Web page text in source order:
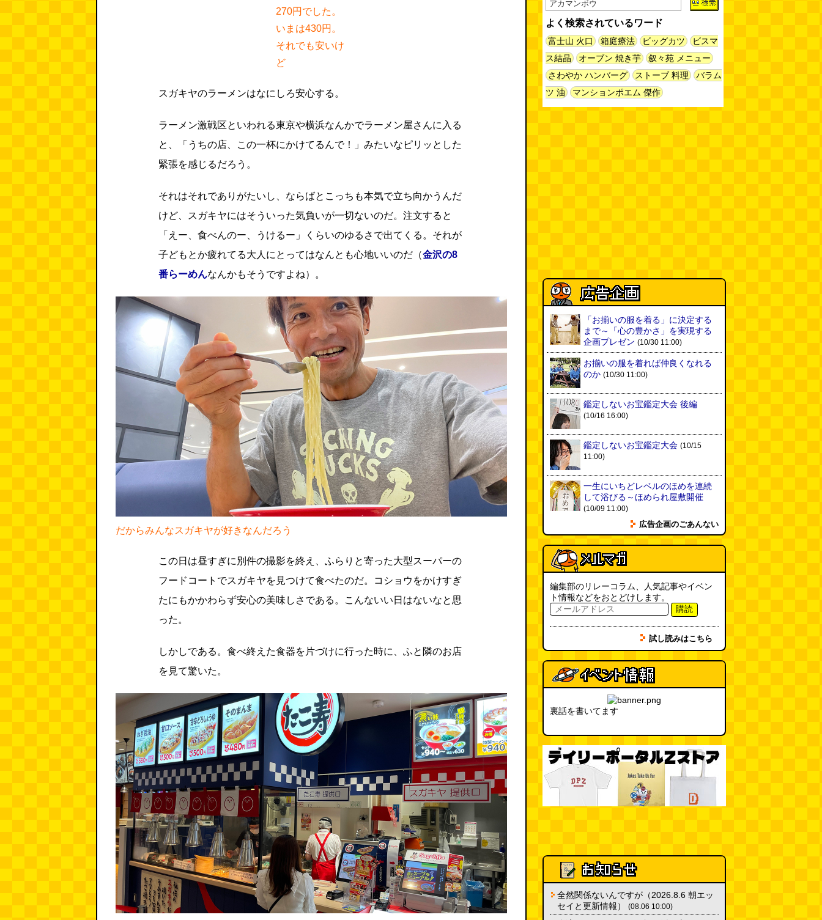
270円でした。
いまは430円。
それでも安いけ
ど
スガキヤのラーメンはなにしろ安心する。
ラーメン激戦区といわれる東京や横浜なんかでラーメン屋さんに入る
と、「うちの店、この一杯にかけてるんで！」みたいなピリッとした
緊張を感じるだろう。
それはそれでありがたいし、ならばとこっちも本気で立ち向かうんだ
けど、スガキヤにはそういった気負いが一切ないのだ。注文すると
「えー、食べんのー、うけるー」くらいのゆるさで出てくる。それが
子どもとか疲れてる大人にとってはなんとも心地いいのだ（金沢の8
番らーめんなんかもそうですよね）。
だからみんなスガキヤが好きなんだろう
この日は昼すぎに別件の撮影を終え、ふらりと寄った大型スーパーの
フードコートでスガキヤを見つけて食べたのだ。コショウをかけすぎ
たにもかかわらず安心の美味しさである。こんないい日はないなと思
った。
しかしである。食べ終えた食器を片づけに行った時に、ふと隣のお店
を見て驚いた。
世田谷区民会館行きのバスは1日
1本(べつやく れい) (08.04 16:00)
「モグラ駅」で有名な土合駅……
実は真の秘境駅はお隣の湯檜曽駅
だった(ぼっちのazumiさん)
(08.04 11:00)
現役、コスモスの自販機(読者投
稿) (08.03 16:00)
取り残された木(ほり) (08.03
16:00)
「入力中…」の動きを対面の会話
(08.03 11:00)
ミンティアで汗がおさえられるの
11:00)
新情報）(ほり)
夏の良さ、庭の木を抜く、AIっぽ
さ・7/25～31 のデイリーポータ
ルZダイジェスト(デイリーポー
タルZ) (08.02 11:00)
おもしろいって言われたい 第1回
(08.02 11:00)
冷房の壊れた焼肉屋（2026.8.2
朝エッセイと更新情報）(トルー)
カシューナッツの果実、カシュー
アップルは甘渋かった（傑作選）
(玉置標本) (08.01 18:00)
非常口の可能性があるタイヤ
青森駅前にはビーチがある
(読者
投稿)
よく検索されているワード
富士山 火口 箱庭療法 ビッグカツ
ビスマ
ス結晶
オーブン 焼き芋
叙々苑 メニュー
さわやか ハンバーグ
ストーブ 料理
バラム
ツ 油
マンションポエム 傑作
「お揃いの服を着る」に決定する
まで～「心の豊かさ」を実現する
企画プレゼン (10/30 11:00)
お揃いの服を着れば仲良くなれる
のか (10/30 11:00)
鑑定しないお宝鑑定大会 後編
(10/16 16:00)
鑑定しないお宝鑑定大会 (10/15
11:00)
一生にいちどレベルのほめを連続
して浴びる～ほめられ屋敷開催
(10/09 11:00)
広告企画のごあんない
編集部のリレーコラム、人気記事やイベン
ト情報などをおとどけします。
購読
試し読みはこちら
裏話を書いてます
全然関係ないんですが（2026.8.6 朝エッ
セイと更新情報）
(08.06 10:00)